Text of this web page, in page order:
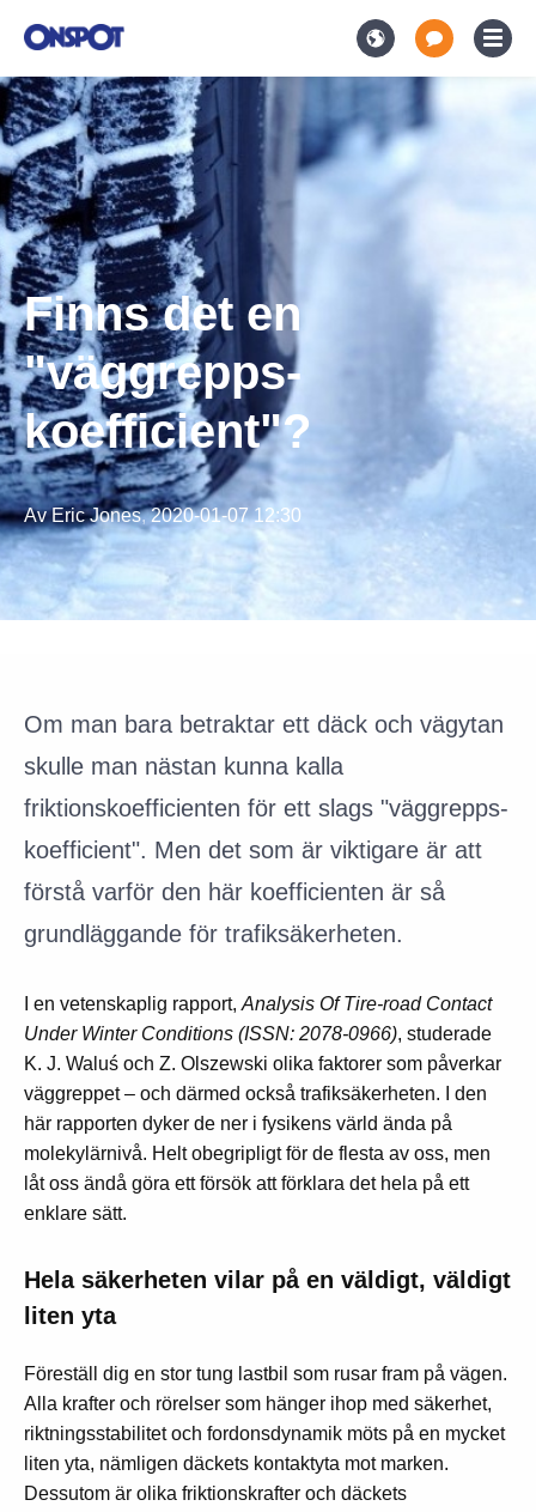
Finns det en
"väggrepps-
koefficient"?
Av Eric Jones,2020-01-07 12:30
Om man bara betraktar ett däck och vägytan
skulle man nästan kunna kalla
friktionskoefficienten för ett slags "väggrepps-
koefficient". Men det som är viktigare är att
förstå varför den här koefficienten är så
grundläggande för trafiksäkerheten.
I en vetenskaplig rapport, Analysis Of Tire-road Contact
Under Winter Conditions (ISSN: 2078-0966), studerade
K. J. Waluś och Z. Olszewski olika faktorer som påverkar
väggreppet – och därmed också trafiksäkerheten. I den
här rapporten dyker de ner i fysikens värld ända på
molekylärnivå. Helt obegripligt för de flesta av oss, men
låt oss ändå göra ett försök att förklara det hela på ett
enklare sätt.
Hela säkerheten vilar på en väldigt, väldigt
liten yta
Föreställ dig en stor tung lastbil som rusar fram på vägen.
Alla krafter och rörelser som hänger ihop med säkerhet,
riktningsstabilitet och fordonsdynamik möts på en mycket
liten yta, nämligen däckets kontaktyta mot marken.
Dessutom är olika friktionskrafter och däckets